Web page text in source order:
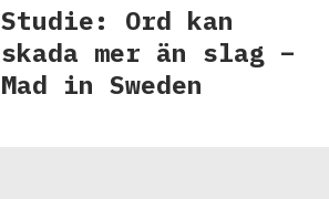
Studie: Ord kan
skada mer än slag –
Mad in Sweden